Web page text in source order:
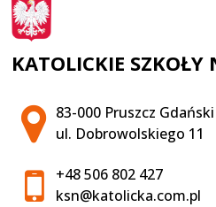
KATOLICKIE SZKOŁY
Adres pocztowy:
83-000 Pruszcz Gdański
ul. Dobrowolskiego 11
+48 506 802 427
ksn@katolicka.com.pl